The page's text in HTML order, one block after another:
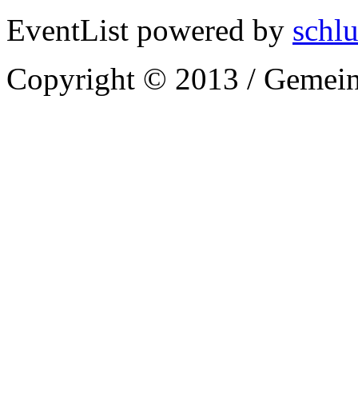
EventList powered by
Copyright © 2013 /